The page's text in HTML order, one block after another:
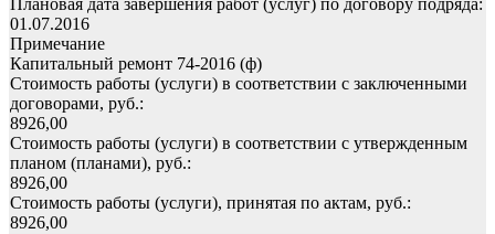
01.07.2016
Примечание
Капитальный ремонт 74-2016 (ф)
Стоимость работы (услуги) в соответствии с заключенными
договорами, руб.:
8926,00
Стоимость работы (услуги) в соответствии с утвержденным
планом (планами), руб.:
8926,00
Стоимость работы (услуги), принятая по актам, руб.:
8926,00